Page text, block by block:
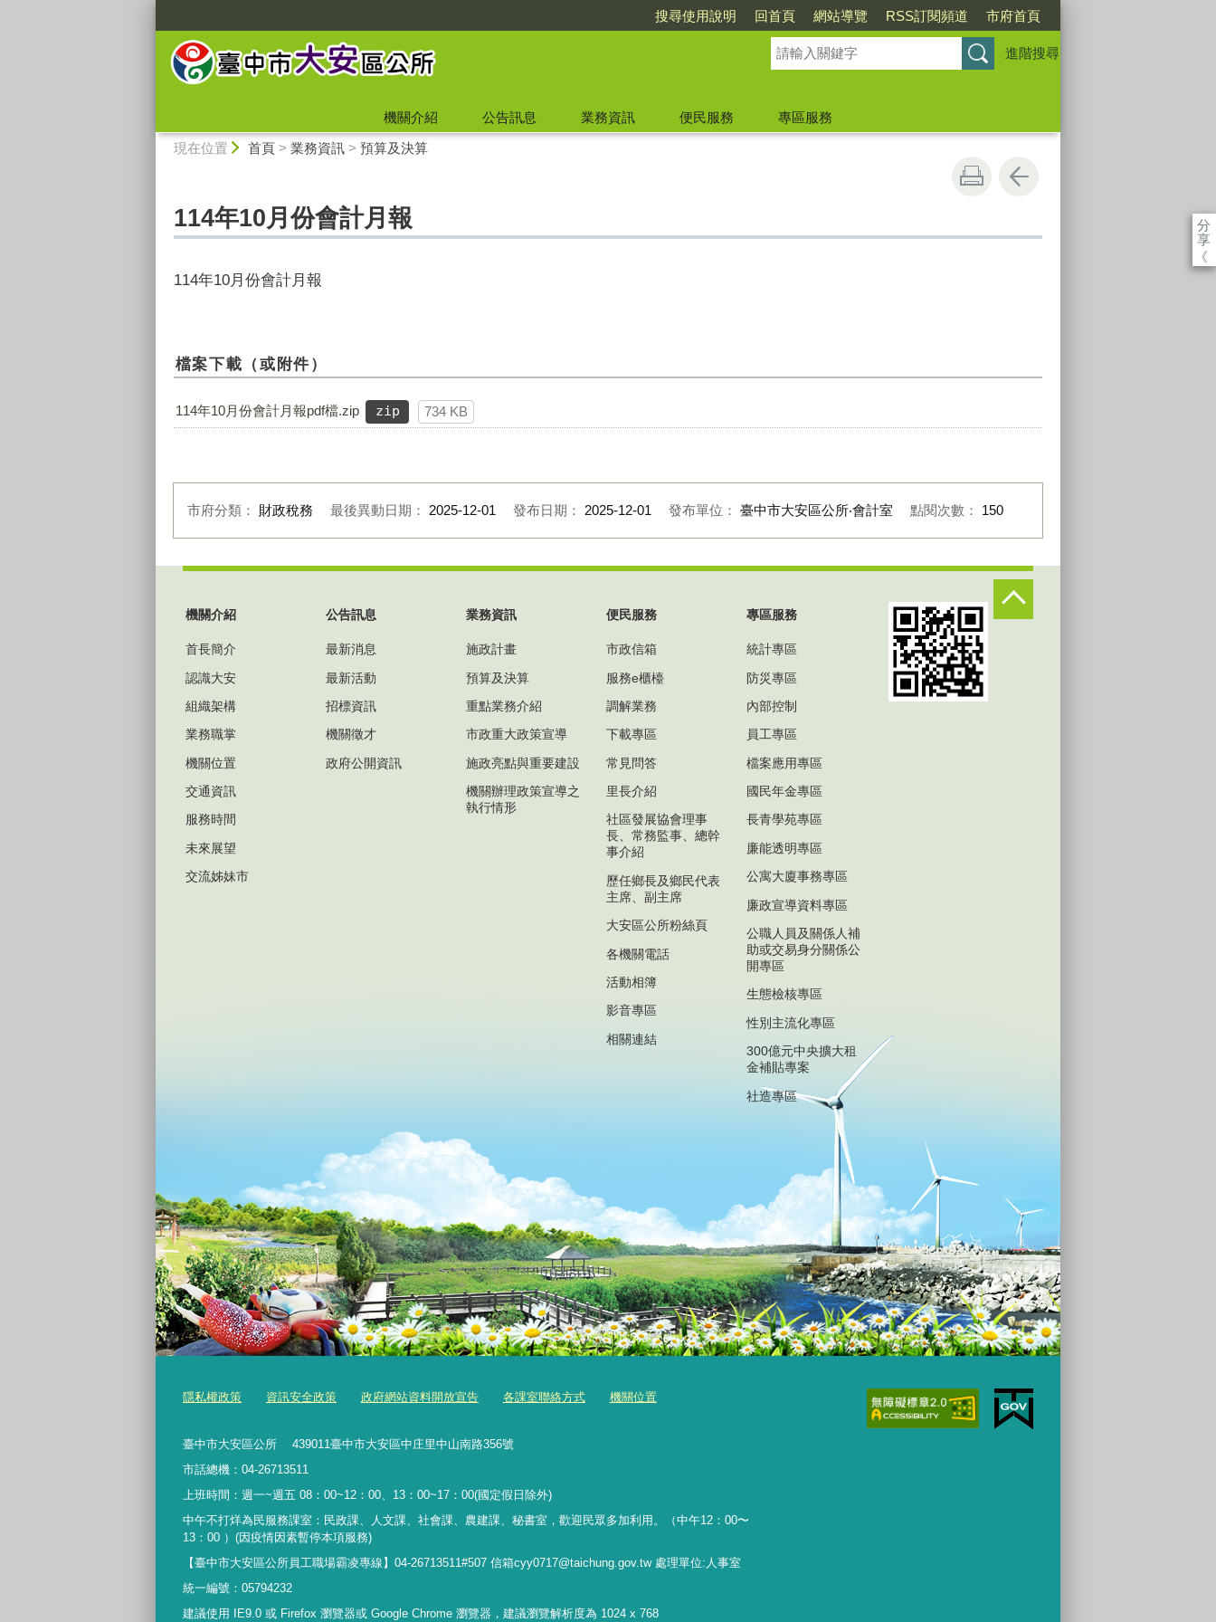
搜尋使用說明 回首頁 網站導覽 RSS訂閱頻道 市府首頁
進階搜尋
機關介紹 公告訊息 業務資訊 便民服務
專區服務
現在位置 首頁> 業務資訊> 預算及決算
分
享
《
114年10月份會計月報
114年10月份會計月報
檔案下載（或附件）
114年10月份會計月報pdf檔.zip zip 734 KB
市府分類： 財政稅務 最後異動日期： 2025-12-01 發布日期： 2025-12-01 發布單位： 臺中市大安區公所‧會計室 點閱次數： 150
機關介紹
首長簡介
認識大安
組織架構
業務職掌
機關位置
交通資訊
服務時間
未來展望
交流姊妹市
公告訊息
最新消息
最新活動
招標資訊
機關徵才
政府公開資訊
業務資訊
施政計畫
預算及決算
重點業務介紹
市政重大政策宣導
施政亮點與重要建設
機關辦理政策宣導之
執行情形
便民服務
市政信箱
服務e櫃檯
調解業務
下載專區
常見問答
里長介紹
社區發展協會理事
長、常務監事、總幹
事介紹
歷任鄉長及鄉民代表
主席、副主席
大安區公所粉絲頁
各機關電話
活動相簿
影音專區
相關連結
專區服務
統計專區
防災專區
內部控制
員工專區
檔案應用專區
國民年金專區
長青學苑專區
廉能透明專區
公寓大廈事務專區
廉政宣導資料專區
公職人員及關係人補
助或交易身分關係公
開專區
生態檢核專區
性別主流化專區
300億元中央擴大租
金補貼專案
社造專區
隱私權政策 資訊安全政策 政府網站資料開放宣告 各課室聯絡方式 機關位置
臺中市大安區公所 439011臺中市大安區中庄里中山南路356號
市話總機：04-26713511
上班時間：週一~週五 08：00~12：00、13：00~17：00(國定假日除外)
中午不打烊為民服務課室：民政課、人文課、社會課、農建課、秘書室，歡迎民眾多加利用。（中午12：00〜
13：00 ）(因疫情因素暫停本項服務)
【臺中市大安區公所員工職場霸凌專線】04-26713511#507 信箱cyy0717@taichung.gov.tw 處理單位:人事室
統一編號：05794232
建議使用 IE9.0 或 Firefox 瀏覽器或 Google Chrome 瀏覽器，建議瀏覽解析度為 1024 x 768